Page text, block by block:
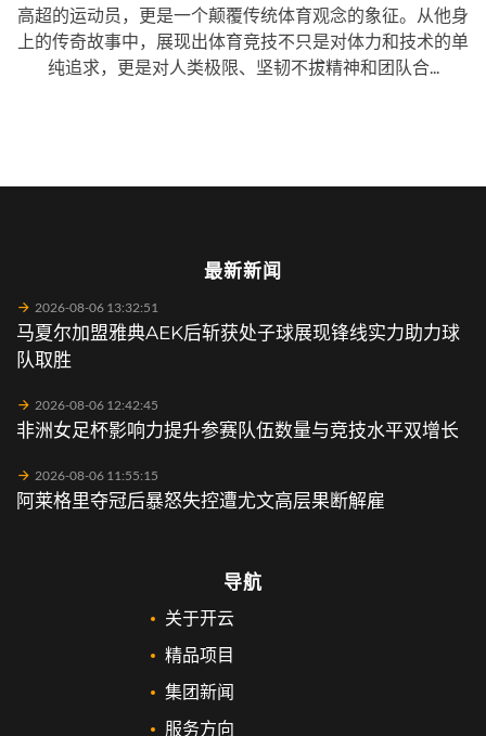
高超的运动员，更是一个颠覆传统体育观念的象征。从他身
上的传奇故事中，展现出体育竞技不只是对体力和技术的单
纯追求，更是对人类极限、坚韧不拔精神和团队合...
最新新闻
2026-08-06 13:32:51
马夏尔加盟雅典AEK后斩获处子球展现锋线实力助力球
队取胜
2026-08-06 12:42:45
非洲女足杯影响力提升参赛队伍数量与竞技水平双增长
2026-08-06 11:55:15
阿莱格里夺冠后暴怒失控遭尤文高层果断解雇
导航
关于开云
精品项目
集团新闻
服务方向